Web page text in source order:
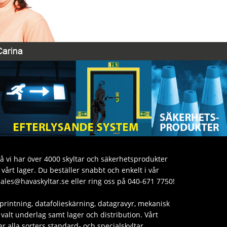
vi har över 4000 skyltar och säkerhetsprodukter
lager. Du beställer snabbt och enkelt i vår
eller ring oss på 040-671 7750!
datafolieskärning, datagravyr, mekanisk
underlag samt lager och distribution. Vårt